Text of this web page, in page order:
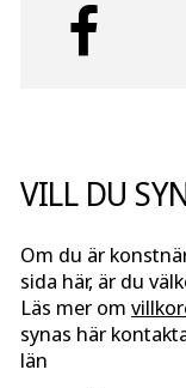
VILL DU
Om du är
sida här, är du
Läs mer om
synas här
län